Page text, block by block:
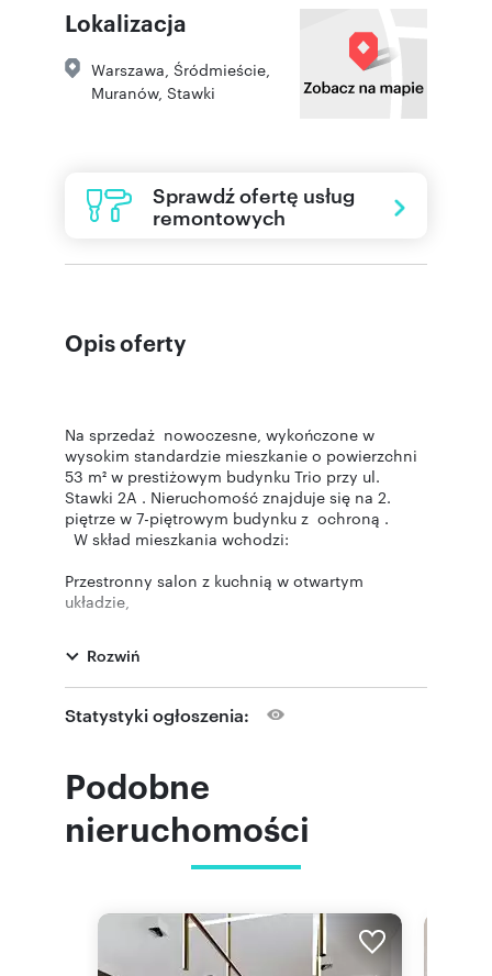
Lokalizacja
Warszawa Śródmieście,
Muranów, Stawki
Sprawdź ofertę usług
remontowych
Opis oferty
Na sprzedaż nowoczesne, wykończone w
wysokim standardzie mieszkanie o powierzchni
53 m² w prestiżowym budynku Trio przy ul.
Stawki 2A . Nieruchomość znajduje się na 2.
piętrze w 7-piętrowym budynku z ochroną .
W skład mieszkania wchodzi:
Przestronny salon z kuchnią w otwartym
układzie,
wydzieloną częścią na pralnię,
Okna wychodzące na cichą, wewnętrzną stronę
osiedla.
Całość została urządzona z dbałością o detale -
elegancję.
Mieszkanie położone jest w jednej z najbardziej
, w bezpośrednim sąsiedztwie Śródmieścia i
Znakomita komunikacja:
5 minut pieszo do stacji metra Warszawa
Rozwiń
Statystyki ogłoszenia:
Podobne
nieruchomości